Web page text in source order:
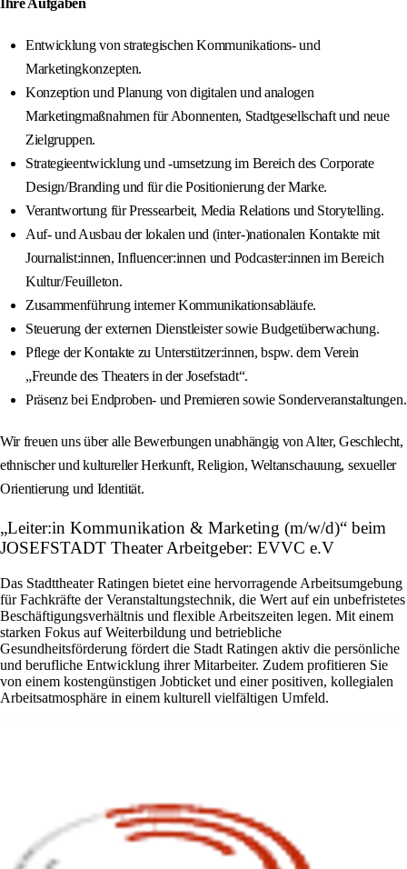
Ihre Aufgaben
Entwicklung von strategischen Kommunikations- und
Marketingkonzepten.
Konzeption und Planung von digitalen und analogen
Marketingmaßnahmen für Abonnenten, Stadtgesellschaft und neue
Zielgruppen.
Strategieentwicklung und -umsetzung im Bereich des Corporate
Design/Branding und für die Positionierung der Marke.
Verantwortung für Pressearbeit, Media Relations und Storytelling.
Auf- und Ausbau der lokalen und (inter-)nationalen Kontakte mit
Journalist:innen, Influencer:innen und Podcaster:innen im Bereich
Kultur/Feuilleton.
Zusammenführung interner Kommunikationsabläufe.
Steuerung der externen Dienstleister sowie Budgetüberwachung.
Pflege der Kontakte zu Unterstützer:innen, bspw. dem Verein
„Freunde des Theaters in der Josefstadt“.
Präsenz bei Endproben- und Premieren sowie Sonderveranstaltungen.
Wir freuen uns über alle Bewerbungen unabhängig von Alter, Geschlecht,
ethnischer und kultureller Herkunft, Religion, Weltanschauung, sexueller
Orientierung und Identität.
„Leiter:in Kommunikation & Marketing (m/w/d)“ beim
JOSEFSTADT Theater Arbeitgeber: EVVC e.V
Das Stadttheater Ratingen bietet eine hervorragende Arbeitsumgebung
für Fachkräfte der Veranstaltungstechnik, die Wert auf ein unbefristetes
Beschäftigungsverhältnis und flexible Arbeitszeiten legen. Mit einem
starken Fokus auf Weiterbildung und betriebliche
Gesundheitsförderung fördert die Stadt Ratingen aktiv die persönliche
und berufliche Entwicklung ihrer Mitarbeiter. Zudem profitieren Sie
von einem kostengünstigen Jobticket und einer positiven, kollegialen
Arbeitsatmosphäre in einem kulturell vielfältigen Umfeld.